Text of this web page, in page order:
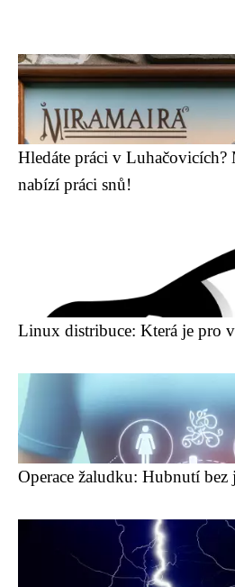
Hledáte práci v Luhačovicích?
nabízí práci snů!
Linux distribuce: Která je pro
Operace žaludku: Hubnutí bez